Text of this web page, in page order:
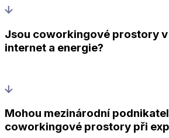
Jsou coworkingové prostory v
internet a energie?
Mohou mezinárodní
coworkingové prostory při